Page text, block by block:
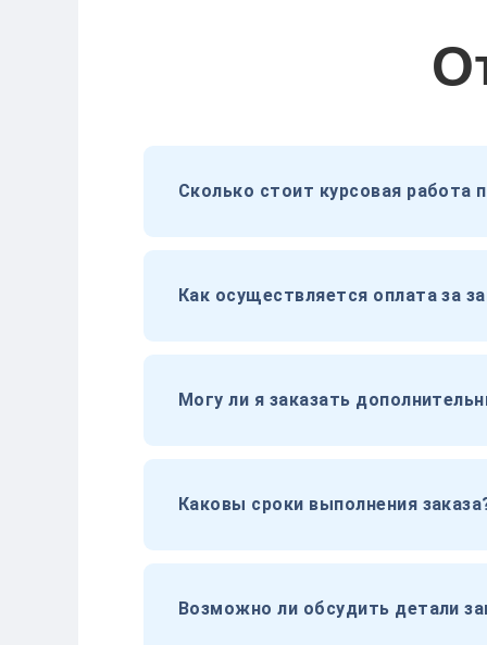
Сколько стоит курсовая работа
Как осуществляется оплата за
Могу ли я заказать
Каковы сроки выполнения
Возможно ли обсудить детали